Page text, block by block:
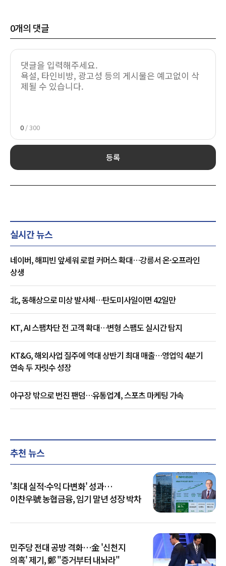
0개의 댓글
0 / 300
등록
실시간 뉴스
네이버, 해피빈 앞세워 로컬 커머스 확대…강릉서 온·오프라인
상생
北, 동해상으로 미상 발사체…탄도미사일이면 42일만
KT, AI 스팸차단 전 고객 확대…변형 스팸도 실시간 탐지
KT&G, 해외사업 질주에 역대 상반기 최대 매출…영업익 4분기
연속 두 자릿수 성장
야구장 밖으로 번진 팬덤…유통업계, 스포츠 마케팅 가속
추천 뉴스
'최대 실적·수익 다변화' 성과…
이찬우號 농협금융, 임기 말년 성장 박차
민주당 전대 공방 격화…金 '신천지
의혹' 제기, 鄭 "증거부터 내놔라"